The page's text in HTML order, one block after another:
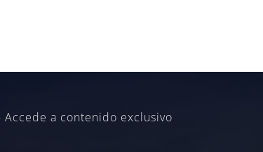
a contenido exclusivo